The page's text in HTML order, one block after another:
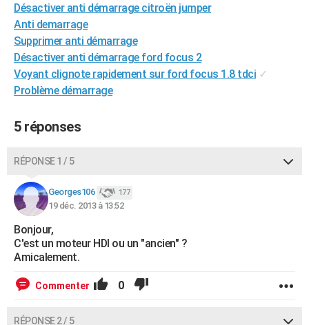
BONS PLANS
CARTE DE VOEUX
Carte de Noël
Carte Bonne année
Carte Saint-Valentin
Carte Pâques
Carte d'anniversaire
DICTIONNAIRE
Dictionnaire
Biographies
Citations
Expressions
Proverbes
PROGRAMME TV
Bricolage
Lifestyle
Culture
Sport
Auto
Television
Voyage
Cinema
Désactiver anti démarrage citroën jumper
Anti demarrage
Supprimer anti démarrage
Désactiver anti démarrage ford focus 2
Voyant clignote rapidement sur ford focus 1.8 tdci ✓
Problème démarrage
5 réponses
RÉPONSE 1 / 5
Georges106 177
19 déc. 2013 à 13:52
Bonjour,
C'est un moteur HDI ou un "ancien" ?
Amicalement.
Commenter 0
RÉPONSE 2 / 5